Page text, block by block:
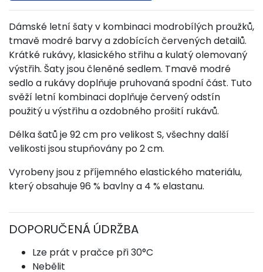
Dámské letní šaty v kombinaci modrobílých proužků,
tmavě modré barvy a zdobících červených detailů.
Krátké rukávy, klasického střihu a kulatý olemovaný
výstřih. Šaty jsou členěné sedlem. Tmavě modré
sedlo a rukávy doplňuje pruhovaná spodní část. Tuto
svěží letní kombinaci doplňuje červený odstín
použitý u výstřihu a ozdobného prošití rukávů.
Délka šatů je 92 cm pro velikost S, všechny další
velikosti jsou stupňovány po 2 cm.
Vyrobeny jsou z příjemného elastického materiálu,
který obsahuje 96 % bavlny a 4 % elastanu.
DOPORUČENÁ ÚDRŽBA
Lze prát v pračce při 30°C
Nebělit